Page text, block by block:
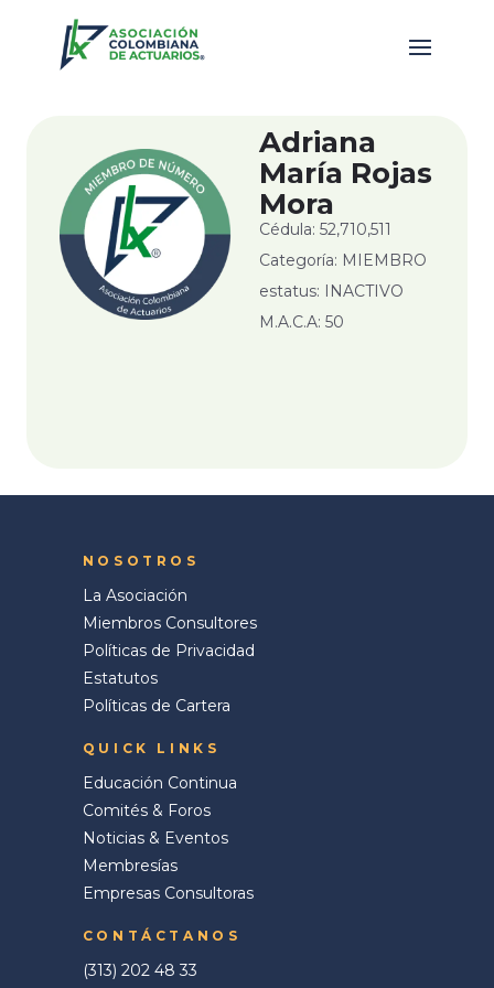
Adriana
María Rojas
Mora
Cédula: 52,710,511
Categoría: MIEMBRO
estatus: INACTIVO
M.A.C.A: 50
NOSOTROS
La Asociación
Miembros Consultores
Políticas de Privacidad
Estatutos
Políticas de Cartera
QUICK LINKS
Educación Continua
Comités & Foros
Noticias & Eventos
Membresías
Empresas Consultoras
CONTÁCTANOS
(313) 202 48 33